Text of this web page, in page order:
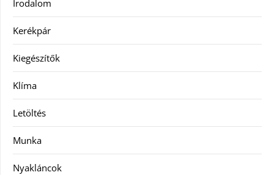
Irodalom
Kerékpár
Kiegészítők
Klíma
Letöltés
Munka
Nyakláncok